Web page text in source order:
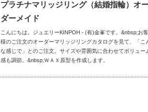
プラチナマリッジリング（結婚指輪）オ
ダーメイド
こんにちは。ジュエリーKINPOH - (有)金峯です。&nbsp;お客
様のご注文のオーダーマリッジリングカタログを見て、「こ
な感じで」とのご注文。サイズや雰囲気に合わせてボリュー
感も調節。&nbsp;ＷＡＸ原型を作成します。